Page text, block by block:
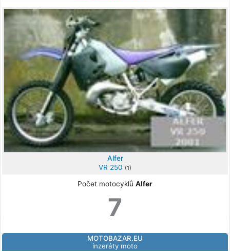
Alfer
VR 250 (1)
Počet motocyklů Alfer
7
MOTOBAZAR.EU
inzeráty moto